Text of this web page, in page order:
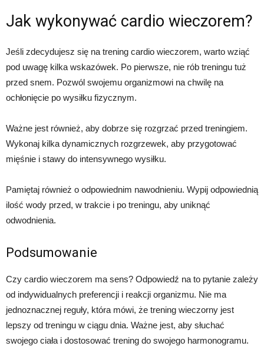
Jak wykonywać cardio wieczorem?
Jeśli zdecydujesz się na trening cardio wieczorem, warto wziąć
pod uwagę kilka wskazówek. Po pierwsze, nie rób treningu tuż
przed snem. Pozwól swojemu organizmowi na chwilę na
ochłonięcie po wysiłku fizycznym.
Ważne jest również, aby dobrze się rozgrzać przed treningiem.
Wykonaj kilka dynamicznych rozgrzewek, aby przygotować
mięśnie i stawy do intensywnego wysiłku.
Pamiętaj również o odpowiednim nawodnieniu. Wypij odpowiednią
ilość wody przed, w trakcie i po treningu, aby uniknąć
odwodnienia.
Podsumowanie
Czy cardio wieczorem ma sens? Odpowiedź na to pytanie zależy
od indywidualnych preferencji i reakcji organizmu. Nie ma
jednoznacznej reguły, która mówi, że trening wieczorny jest
lepszy od treningu w ciągu dnia. Ważne jest, aby słuchać
swojego ciała i dostosować trening do swojego harmonogramu.